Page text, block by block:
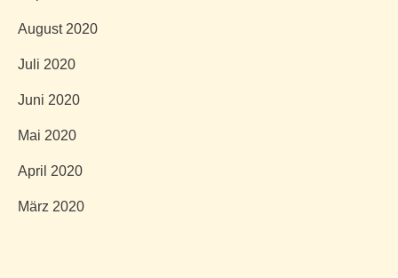
August 2020
Juli 2020
Juni 2020
Mai 2020
April 2020
März 2020